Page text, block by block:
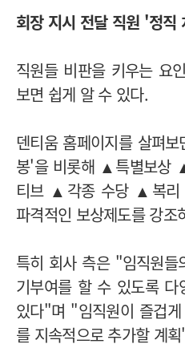
회장 지시 전달 직원 '정직
직원들 비판을 키우는 요
보면 쉽게 알 수 있다.
덴티움 홈페이지를 살펴
봉'을 비롯해 ▲특별보상
티브 ▲각종 수당 ▲복리
파격적인 보상제도를 강조
특히 회사 측은 "임직원
기부여를 할 수 있도록 다
있다"며 "임직원이 즐겁
를 지속적으로 추가할 계